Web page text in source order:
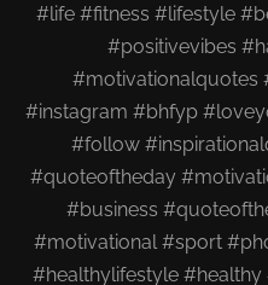
#life #fitness #lifestyle
#positivevibes
#motivationalquotes
#instagram #bhfyp
#follow
#quoteoftheday
#business
#motivational #sport
#healthylifestyle